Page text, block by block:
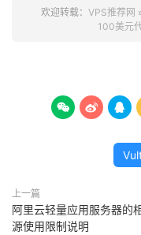
欢迎转载： VPS推荐网
100美元
  
上一篇
阿里云轻量应用服务器的
源使用限制说明